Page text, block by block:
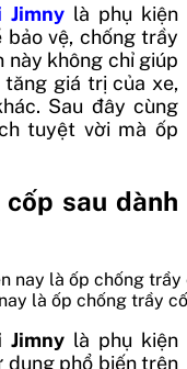
Jimny là phụ kiện
vệ, chống trầy
này không chỉ giúp
giá trị của xe,
Sau đây cùng
tuyệt vời mà ốp
sau dành
là ốp chống trầy
Jimny là phụ kiện
dụng phổ biến trên